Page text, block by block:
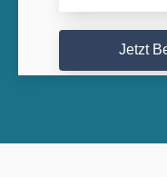
Jetzt